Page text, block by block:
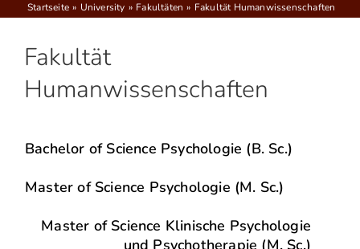
Startseite University Fakultäten Fakultät Humanwissenschaften
Fakultät
Humanwissenschaften
Bachelor of Science Psychologie (B. Sc.)
Master of Science Psychologie (M. Sc.)
Master of Science Klinische Psychologie